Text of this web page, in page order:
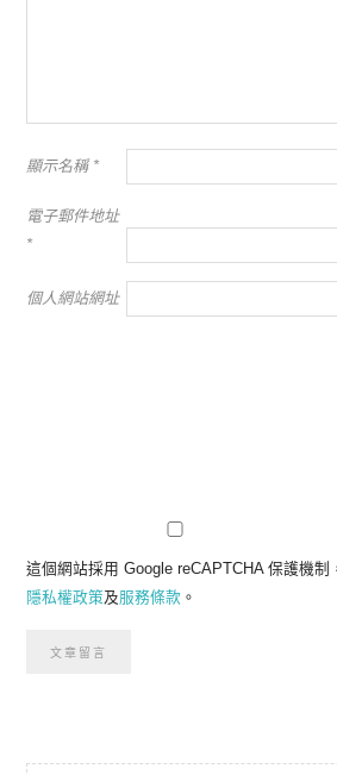
顯示名稱 *
電子郵件地址
*
個人網站網址
這個網站採用 Google reCAPTCHA 保護機制
隱私權政策及服務條款 。